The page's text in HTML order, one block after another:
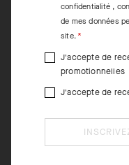
confidentialité ,
de mes données
site.
J'accepte de
promotionnelles
J'accepte de